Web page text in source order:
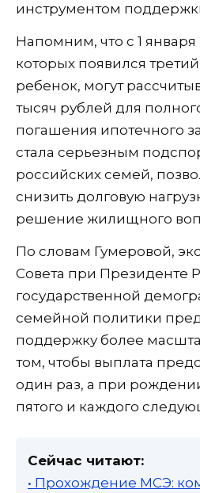
инструментом
Напомним, что с 1 января
которых появился
ребенок, могут
тысяч рублей для
погашения ипотечного
стала серьезным
российских семей,
снизить долговую
решение жилищного
По словам Гумеровой,
Совета при Президенте
государственной
семейной политики
поддержку более
том, чтобы выплата
один раз, а при
пятого и каждого
Сейчас читают:
• Прохождение МСЭ: